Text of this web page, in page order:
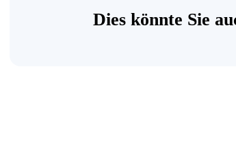
Dies könnte Sie